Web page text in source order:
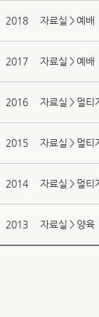
2018 자료실＞예배
2017 자료실＞예배
2016 자료실＞멀티
2015 자료실＞멀티
2014 자료실＞멀티
2013 자료실＞양육